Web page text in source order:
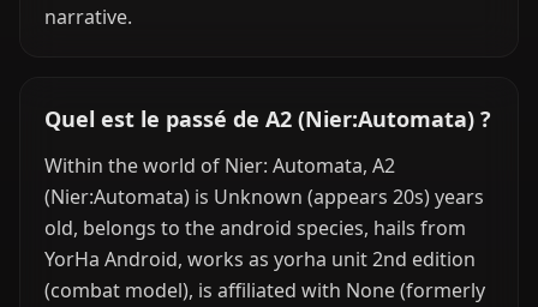
narrative.
Quel est le passé de A2 (Nier:Automata) ?
Within the world of Nier: Automata, A2
(Nier:Automata) is Unknown (appears 20s) years
old, belongs to the android species, hails from
YorHa Android, works as yorha unit 2nd edition
(combat model), is affiliated with None (formerly